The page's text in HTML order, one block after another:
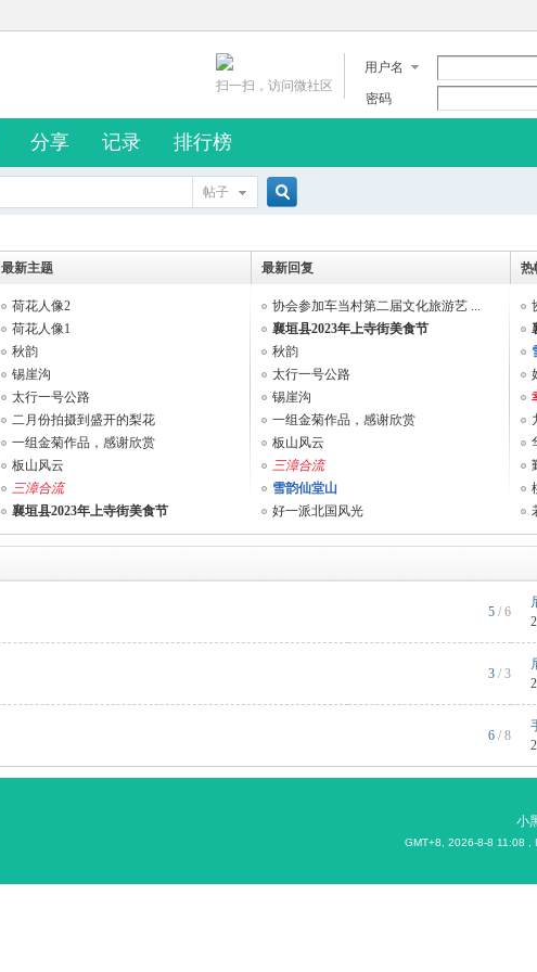
用户名
密码
扫一扫，访问微社区
分享 记录 排行榜
帖子
索
最新主题
荷花人像2
荷花人像1
秋韵
锡崖沟
太行一号公路
二月份拍摄到盛开的梨花
一组金菊作品，感谢欣赏
板山风云
三漳合流
襄垣县2023年上寺街美食节
最新回复
协会参加车当村第二届文化旅游艺 ...
襄垣县2023年上寺街美食节
秋韵
太行一号公路
锡崖沟
一组金菊作品，感谢欣赏
板山风云
三漳合流
雪韵仙堂山
好一派北国风光
热
5 / 6
3 / 3
6 / 8
小
GMT+8, 2026-8-8 11:08 ,